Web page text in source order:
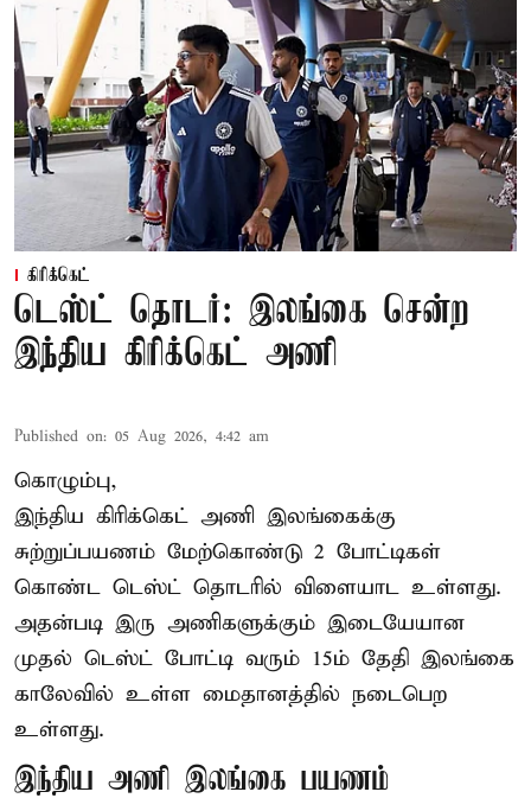
கிரிக்கெட்
டெஸ்ட் தொடர்: இலங்கை சென்ற
இந்திய கிரிக்கெட் அணி
Published on: 05 Aug 2026, 4:42 am
கொழும்பு,
இந்திய கிரிக்கெட் அணி இலங்கைக்கு
சுற்றுப்பயணம் மேற்கொண்டு 2 போட்டிகள்
கொண்ட டெஸ்ட் தொடரில் விளையாட உள்ளது.
அதன்படி இரு அணிகளுக்கும் இடையேயான
முதல் டெஸ்ட் போட்டி வரும் 15ம் தேதி இலங்கை
காலேவில் உள்ள மைதானத்தில் நடைபெற
உள்ளது.
இந்திய அணி இலங்கை பயணம்